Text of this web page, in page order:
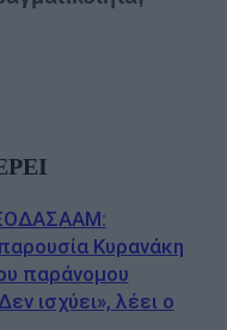
Κυρανάκη
παράνομου
ισχύει», λέει ο